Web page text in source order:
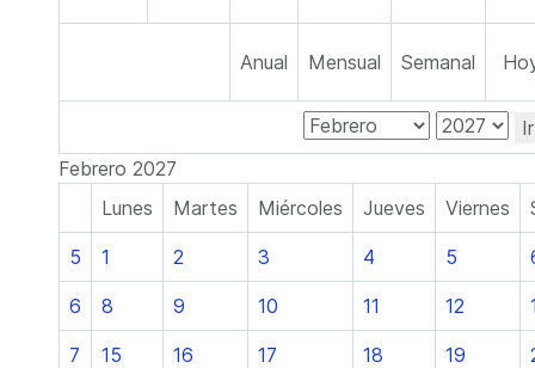
Anual Mensual Semanal
Febrero 2027
Lunes
Martes Miércoles Jueves Viernes
5 1 2 3 4 5
6 8 9 10 11 12
7 15 16 17 18 19